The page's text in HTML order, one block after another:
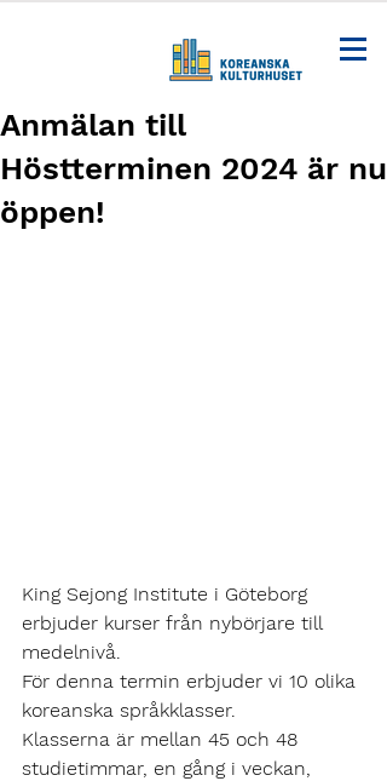
Anmälan till
Höstterminen 2024 är nu
öppen!
King Sejong Institute i Göteborg
erbjuder kurser från nybörjare till
medelnivå.
För denna termin erbjuder vi 10 olika
koreanska språkklasser.
Klasserna är mellan 45 och 48
studietimmar, en gång i veckan,